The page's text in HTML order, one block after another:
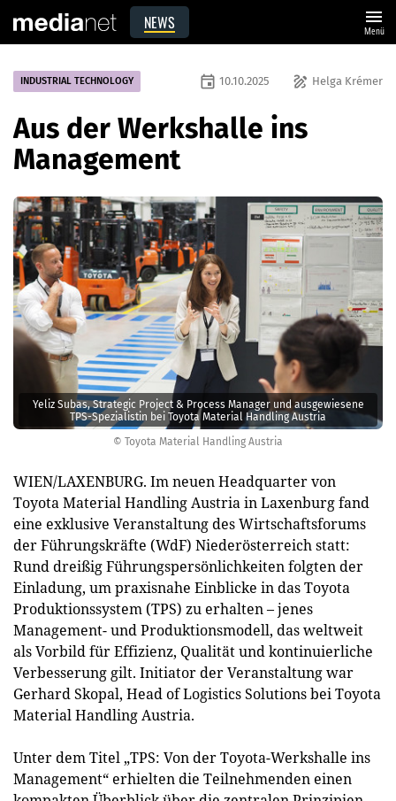
NEWS menu
Menü
© Toyota Material Handling Austria
Yeliz Subas, Strategic Project & Process Manager und ausgewiesene
TPS-Spezialistin bei Toyota Material Handling Austria
INDUSTRIAL TECHNOLOGY draw Helga Krémer
event 10.10.2025
Aus der Werkshalle ins
Management
WIEN/LAXENBURG. Im neuen Headquarter von
Toyota Material Handling Austria in Laxenburg fand
eine exklusive Veranstaltung des Wirtschaftsforums
der Führungskräfte (WdF) Niederösterreich statt:
Rund dreißig Führungspersönlichkeiten folgten der
Einladung, um praxisnahe Einblicke in das Toyota
Produktionssystem (TPS) zu erhalten – jenes
Management- und Produktionsmodell, das weltweit
als Vorbild für Effizienz, Qualität und kontinuierliche
Verbesserung gilt. Initiator der Veranstaltung war
Gerhard Skopal, Head of Logistics Solutions bei Toyota
Material Handling Austria.
Unter dem Titel „TPS: Von der Toyota-Werkshalle ins
Management“ erhielten die Teilnehmenden einen